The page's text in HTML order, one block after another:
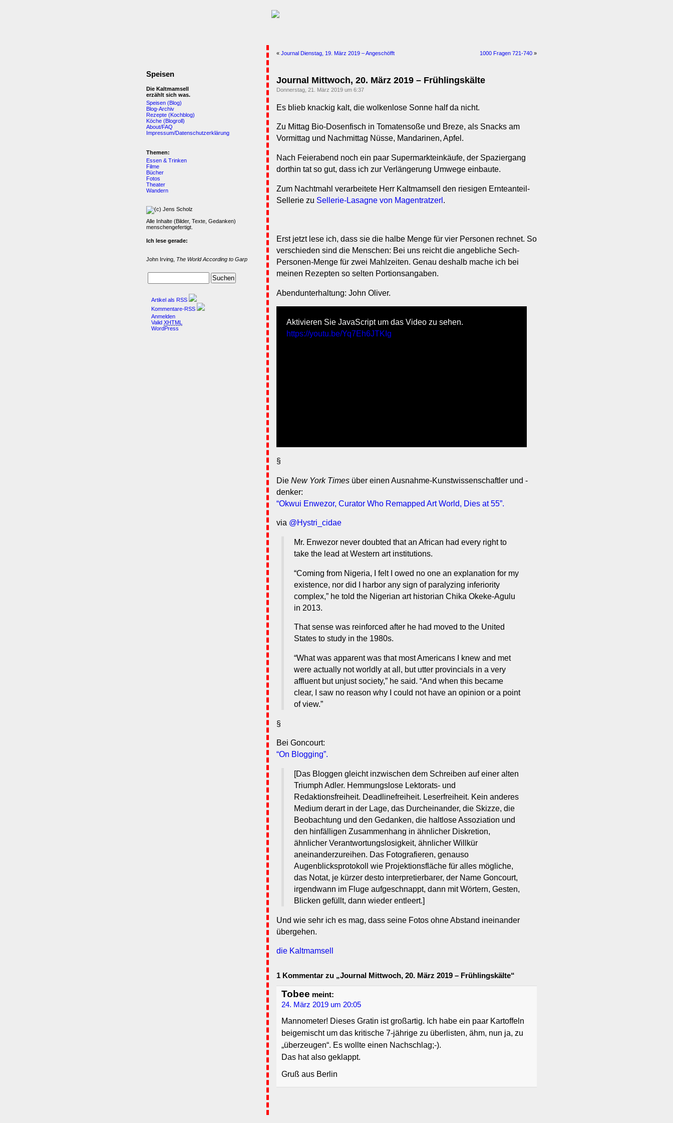
« Journal Dienstag, 19. März 2019 – Angeschöfft 1000 Fragen 721-740 »
Journal Mittwoch, 20. März 2019 – Frühlingskälte
Donnerstag, 21. März 2019 um 6:37
Es blieb knackig kalt, die wolkenlose Sonne half da nicht.
Zu Mittag Bio-Dosenfisch in Tomatensoße und Breze, als Snacks am
Vormittag und Nachmittag Nüsse, Mandarinen, Apfel.
Nach Feierabend noch ein paar Supermarkteinkäufe, der Spaziergang
dorthin tat so gut, dass ich zur Verlängerung Umwege einbaute.
Zum Nachtmahl verarbeitete Herr Kaltmamsell den riesigen Ernteanteil-
Sellerie zu Sellerie-Lasagne von Magentratzerl .
Erst jetzt lese ich, dass sie die halbe Menge für vier Personen rechnet. So
verschieden sind die Menschen: Bei uns reicht die angebliche Sech-
Personen-Menge für zwei Mahlzeiten. Genau deshalb mache ich bei
meinen Rezepten so selten Portionsangaben.
Abendunterhaltung: John Oliver.
Aktivieren Sie JavaScript um das Video zu sehen.
https://youtu.be/Yq7Eh6JTKIg
§
Die New York Times über einen Ausnahme-Kunstwissenschaftler und -
denker:
“Okwui Enwezor, Curator Who Remapped Art World, Dies at 55”.
via @Hystri_cidae
Mr. Enwezor never doubted that an African had every right to
take the lead at Western art institutions.
“Coming from Nigeria, I felt I owed no one an explanation for my
existence, nor did I harbor any sign of paralyzing inferiority
complex,” he told the Nigerian art historian Chika Okeke-Agulu
in 2013.
That sense was reinforced after he had moved to the United
States to study in the 1980s.
“What was apparent was that most Americans I knew and met
were actually not worldly at all, but utter provincials in a very
affluent but unjust society,” he said. “And when this became
clear, I saw no reason why I could not have an opinion or a point
of view.”
§
Bei Goncourt:
“On Blogging”.
[Das Bloggen gleicht inzwischen dem Schreiben auf einer alten
Triumph Adler. Hemmungslose Lektorats- und
Redaktionsfreiheit. Deadlinefreiheit. Leserfreiheit. Kein anderes
Medium derart in der Lage, das Durcheinander, die Skizze, die
Beobachtung und den Gedanken, die haltlose Assoziation und
den hinfälligen Zusammenhang in ähnlicher Diskretion,
ähnlicher Verantwortungslosigkeit, ähnlicher Willkür
aneinanderzureihen. Das Fotografieren, genauso
Augenblicksprotokoll wie Projektionsfläche für alles mögliche,
das Notat, je kürzer desto interpretierbarer, der Name Goncourt,
irgendwann im Fluge aufgeschnappt, dann mit Wörtern, Gesten,
Blicken gefüllt, dann wieder entleert.]
Und wie sehr ich es mag, dass seine Fotos ohne Abstand ineinander
übergehen.
die Kaltmamsell
1 Kommentar zu „Journal Mittwoch, 20. März 2019 – Frühlingskälte“
Tobee meint:
24. März 2019 um 20:05
Mannometer! Dieses Gratin ist großartig. Ich habe ein paar Kartoffeln
beigemischt um das kritische 7-jährige zu überlisten, ähm, nun ja, zu
„überzeugen“. Es wollte einen Nachschlag;-).
Das hat also geklappt.
Gruß aus Berlin
Speisen
Die Kaltmamsell
erzählt sich was.
Speisen (Blog)
Blog-Archiv
Rezepte (Kochblog)
Köche (Blogroll)
About/FAQ
Impressum/Datenschutzerklärung
Themen:
Essen & Trinken
Filme
Bücher
Fotos
Theater
Wandern
Alle Inhalte (Bilder, Texte, Gedanken)
menschengefertigt.
Ich lese gerade:
John Irving, The World According to Garp
Artikel als RSS
Kommentare-RSS
Anmelden
Valid XHTML
WordPress